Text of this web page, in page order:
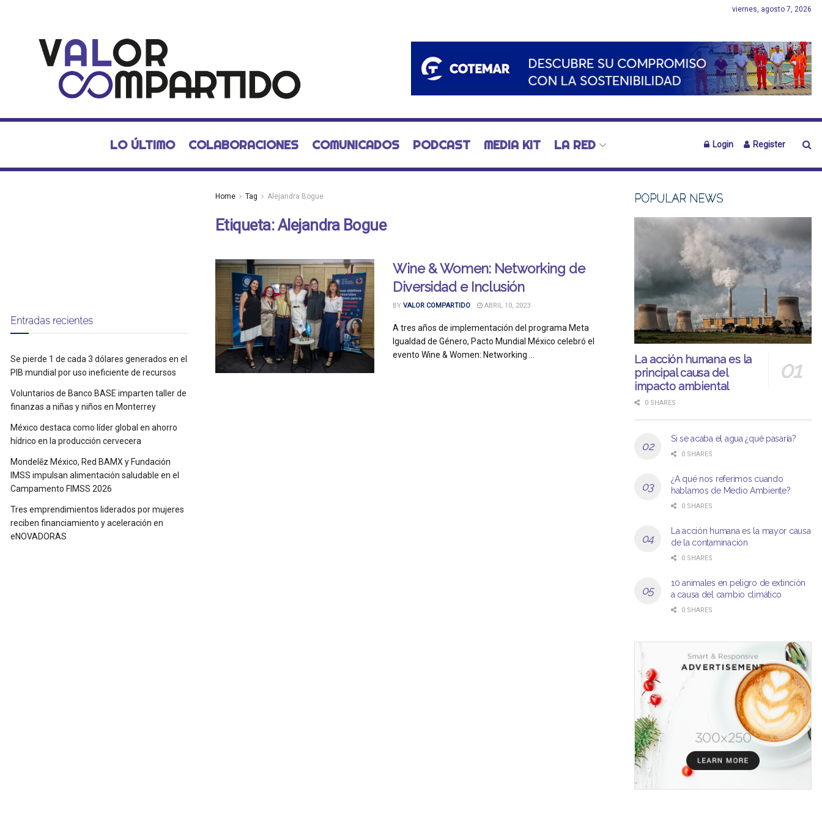
viernes, agosto 7, 2026
LO ÚLTIMO COLABORACIONES COMUNICADOS PODCAST MEDIA KIT LA RED Login Register
Home Tag Alejandra Bogue
Etiqueta:Alejandra Bogue
Wine & Women: Networking de
Diversidad e Inclusión
BY VALOR COMPARTIDO ABRIL 10, 2023
A tres años de implementación del programa Meta
Igualdad de Género, Pacto Mundial México celebró el
evento Wine & Women: Networking ...
Entradas recientes
Se pierde 1 de cada 3 dólares generados en el
PIB mundial por uso ineficiente de recursos
Voluntarios de Banco BASE imparten taller de
finanzas a niñas y niños en Monterrey
México destaca como líder global en ahorro
hídrico en la producción cervecera
Mondelēz México, Red BAMX y Fundación
IMSS impulsan alimentación saludable en el
Campamento FIMSS 2026
Tres emprendimientos liderados por mujeres
reciben financiamiento y aceleración en
eNOVADORAS
POPULAR NEWS
La acción humana es la
principal causa del
impacto ambiental
0 SHARES
Si se acaba el agua ¿qué pasaría?
0 SHARES
¿A qué nos referimos cuando
hablamos de Medio Ambiente?
0 SHARES
La acción humana es la mayor causa
de la contaminación
0 SHARES
10 animales en peligro de extinción
a causa del cambio climático
0 SHARES